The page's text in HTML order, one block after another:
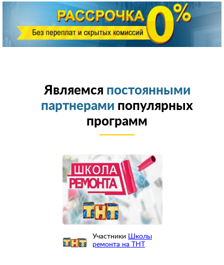
Являемся постоянными
партнерами популярных
программ
Участники Школы
ремонта на ТНТ